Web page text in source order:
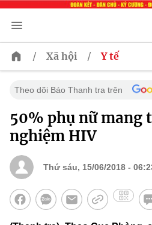
/ Xã hội / Y tế
Theo dõi Báo Thanh tra trên
50% phụ nữ mang
nghiệm HIV
Thứ sáu, 15/06/2018 -